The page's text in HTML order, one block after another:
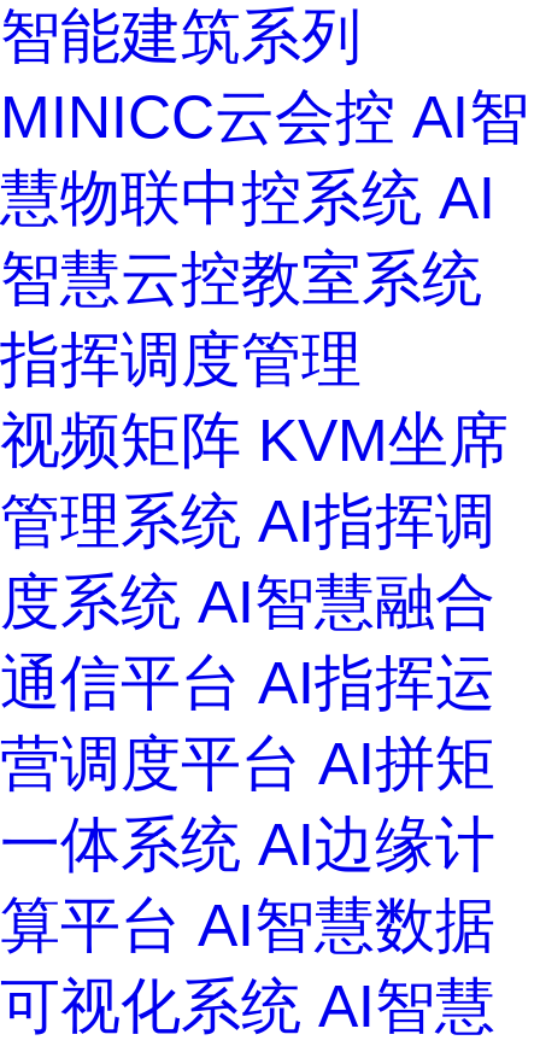
智能建筑系列
MINICC云会控 AI智
慧物联中控系统 AI
智慧云控教室系统
指挥调度管理
视频矩阵 KVM坐席
管理系统 AI指挥调
度系统 AI智慧融合
通信平台 AI指挥运
营调度平台 AI拼矩
一体系统 AI边缘计
算平台 AI智慧数据
可视化系统 AI智慧